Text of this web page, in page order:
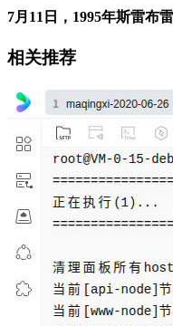
7月11日，1995年斯雷布
相关推荐